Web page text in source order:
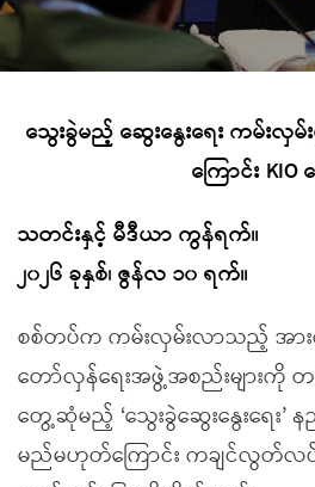
သွေးခွဲမည့် ဆွေးနွေးရေး ကမ်
ကြောင်း KIO
သတင်းနှင့် မီဒီယာ ကွန်ရက်။
၂၀၂၆ ခုနှစ်၊ ဇွန်လ ၁၀ ရက်။
စစ်တပ်က ကမ်းလှမ်းလာသည့် အား
တော်လှန်ရေးအဖွဲ့အစည်းများကို
တွေ့ဆုံမည့် ‘သွေးခွဲဆွေးနွေးရေး
မည်မဟုတ်ကြောင်း ကချင်လွတ်လပ်